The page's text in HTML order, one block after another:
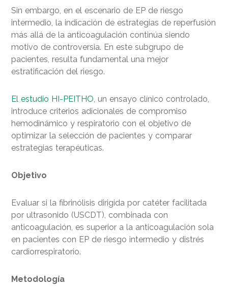
Sin embargo, en el escenario de EP de riesgo
intermedio, la indicación de estrategias de reperfusión
más allá de la anticoagulación continúa siendo
motivo de controversia. En este subgrupo de
pacientes, resulta fundamental una mejor
estratificación del riesgo.
El estudio HI-PEITHO , un ensayo clínico controlado,
introduce criterios adicionales de compromiso
hemodinámico y respiratorio con el objetivo de
optimizar la selección de pacientes y comparar
estrategias terapéuticas.
Objetivo
Evaluar si la fibrinólisis dirigida por catéter facilitada
por ultrasonido (USCDT), combinada con
anticoagulación, es superior a la anticoagulación sola
en pacientes con EP de riesgo intermedio y distrés
cardiorrespiratorio.
Metodología